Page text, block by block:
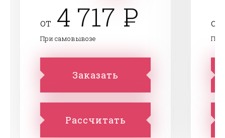
от 4 717
При самовывозе
Заказать
Рассчитать
от
При